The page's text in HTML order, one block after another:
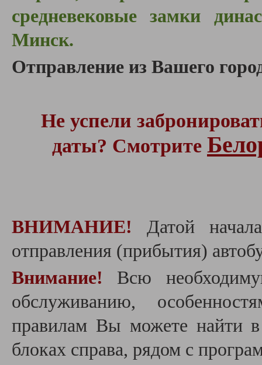
средневековые замки
Минск.
Отправление из Вашего
Не успели
даты? Смотрите
ВНИМАНИЕ!
Датой
отправления (прибытия)
Внимание!
Всю
обслуживанию,
правилам Вы можете найти
блоках справа, рядом с